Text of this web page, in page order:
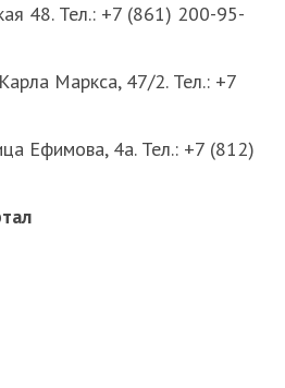
48. Тел.: +7 (861) 200-95-
Маркса, 47/2. Тел.: +7
Ефимова, 4а. Тел.: +7 (812)